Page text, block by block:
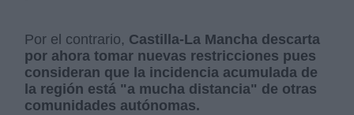
Por el contrario, Castilla-La Mancha descarta
por ahora tomar nuevas restricciones pues
consideran que la incidencia acumulada de
la región está "a mucha distancia" de otras
comunidades autónomas.